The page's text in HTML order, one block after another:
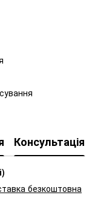
Консультація
безкоштовна